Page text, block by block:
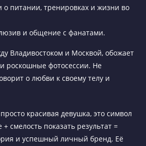
о питании, тренировках и жизни во
и общение с фанатами.
Владивостоком и Москвой, обожает
роскошные фотосессии. Не
о любви к своему телу и
красивая девушка, это символ
+ смелость показать результат =
и успешный личный бренд. Её